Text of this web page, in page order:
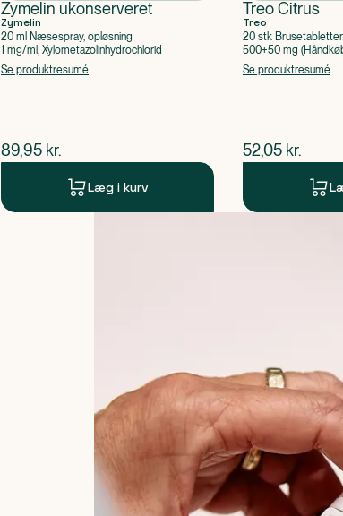
Zymelin ukonserveret
Zymelin
20 ml Næsespray, opløsning
1 mg/ml, Xylometazolinhydrochlorid
Se produktresumé
$nuværende pris
89,95 kr.
Læg i kurv
Treo Citrus
Treo
20 stk Brusetabletter
500+50 mg
Acetylsalicylsyre,
Se produktresumé
$nuværende
52,05 kr.